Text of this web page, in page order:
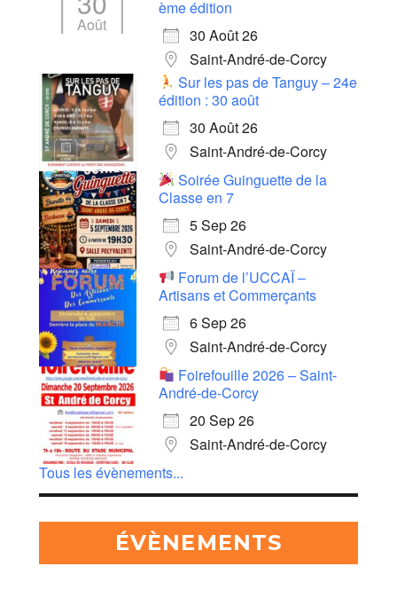
Août
ème édition
30 Août 26
Saint-André-de-Corcy
Sur les pas de Tanguy – 24e
édition : 30 août
30 Août 26
Saint-André-de-Corcy
Soirée Guinguette de la
Classe en 7
5 Sep 26
Saint-André-de-Corcy
Forum de l’UCCAÏ –
Artisans et Commerçants
6 Sep 26
Saint-André-de-Corcy
Foirefouille 2026 – Saint-
André-de-Corcy
20 Sep 26
Saint-André-de-Corcy
Tous les évènements...
ÉVÈNEMENTS